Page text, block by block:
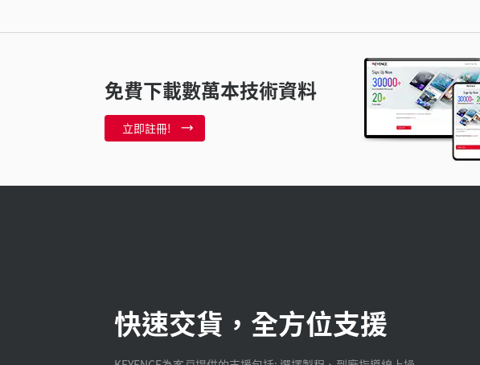
免費下載數萬本技術資料
立即註冊!
快速交貨，全方位支援